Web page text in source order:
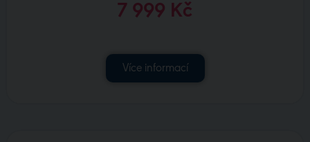
7 999 Kč
Více informací